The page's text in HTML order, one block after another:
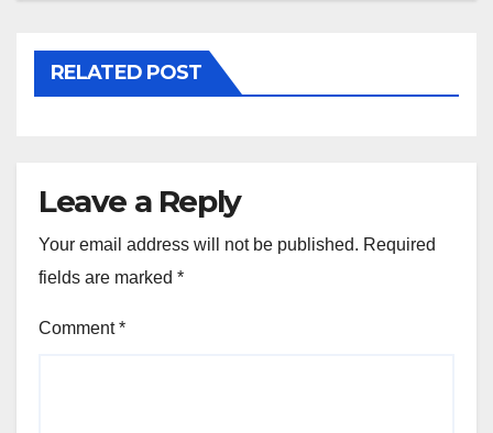
RELATED POST
Leave a Reply
Your email address will not be published. Required
fields are marked *
Comment*